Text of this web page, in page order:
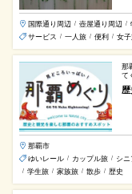
国際通り周辺 / 壺屋通り周辺 /
サービス / 一人旅 / 便利 / 女
那
て
那覇市
ゆいレール / カップル旅 / シ
/ 学生旅 / 家族旅 / 散歩 / 歴史